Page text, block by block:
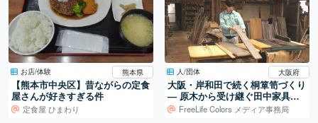
お店/体験 熊本県
【熊本市中央区】昔ながらの定食
屋さんが好きすぎる件
定食屋 ひまわり
人/団体 大阪府
大阪・岸和田で続く桐箪笥づくり
― 原木から受け継ぐ田中家具製
作所の仕事
FreeLife Colors メディア事務局